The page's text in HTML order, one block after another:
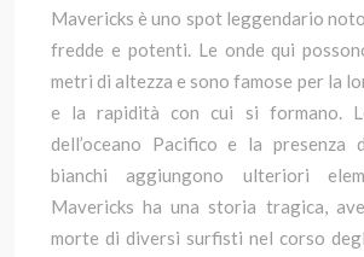
Mavericks è uno spot leggendario
fredde e potenti. Le onde qui
metri di altezza e sono famose per la
e la rapidità con cui si formano.
dell’oceano Pacifico e la presenza
bianchi aggiungono ulteriori
Mavericks ha una storia tragica,
morte di diversi surfisti nel corso